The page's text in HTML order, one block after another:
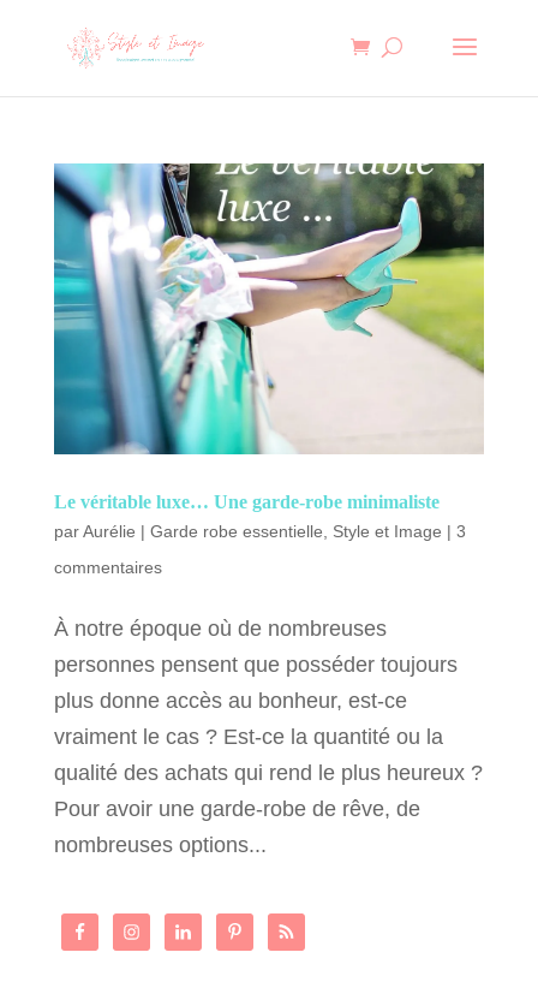
Le véritable luxe… Une garde-robe minimaliste
parAurélie | Garde robe essentielle Style et Image | 3
commentaires
À notre époque où de nombreuses
personnes pensent que posséder toujours
plus donne accès au bonheur, est-ce
vraiment le cas ? Est-ce la quantité ou la
qualité des achats qui rend le plus heureux ?
Pour avoir une garde-robe de rêve, de
nombreuses options...